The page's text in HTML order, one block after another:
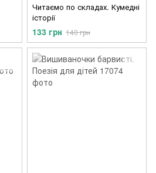
Читаємо по складах. Кумедні
історії
133 грн 140 грн